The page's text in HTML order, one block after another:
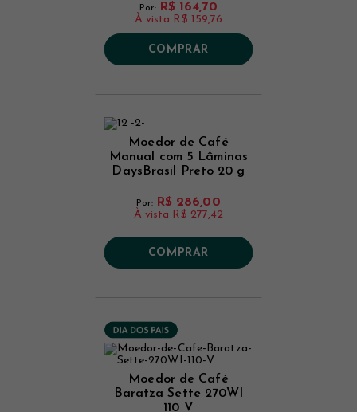
Por: R$ 164,70
À vista R$ 159,76
COMPRAR
Moedor de Café
Manual com 5 Lâminas
DaysBrasil Preto 20 g
Por: R$ 286,00
À vista R$ 277,42
COMPRAR
Moedor de Café
Baratza Sette 270WI
110 V